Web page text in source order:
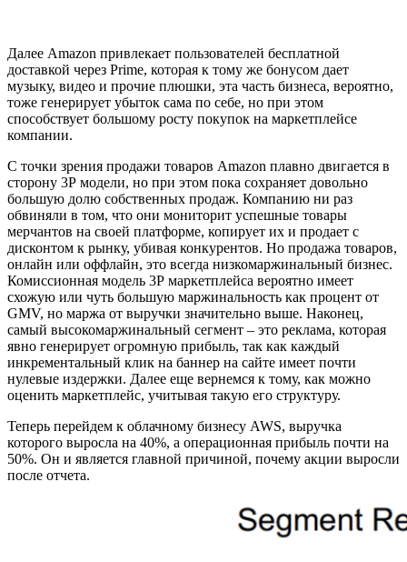
Далее Amazon привлекает пользователей бесплатной
доставкой через Prime, которая к тому же бонусом дает
музыку, видео и прочие плюшки, эта часть бизнеса, вероятно,
тоже генерирует убыток сама по себе, но при этом
способствует большому росту покупок на маркетплейсе
компании.
С точки зрения продажи товаров Amazon плавно двигается в
сторону 3Р модели, но при этом пока сохраняет довольно
большую долю собственных продаж. Компанию ни раз
обвиняли в том, что они мониторит успешные товары
мерчантов на своей платформе, копирует их и продает с
дисконтом к рынку, убивая конкурентов. Но продажа товаров,
онлайн или оффлайн, это всегда низкомаржинальный бизнес.
Комиссионная модель 3Р маркетплейса вероятно имеет
схожую или чуть большую маржинальность как процент от
GMV, но маржа от выручки значительно выше. Наконец,
самый высокомаржинальный сегмент – это реклама, которая
явно генерирует огромную прибыль, так как каждый
инкрементальный клик на баннер на сайте имеет почти
нулевые издержки. Далее еще вернемся к тому, как можно
оценить маркетплейс, учитывая такую его структуру.
Теперь перейдем к облачному бизнесу AWS, выручка
которого выросла на 40%, а операционная прибыль почти на
50%. Он и является главной причиной, почему акции выросли
после отчета.